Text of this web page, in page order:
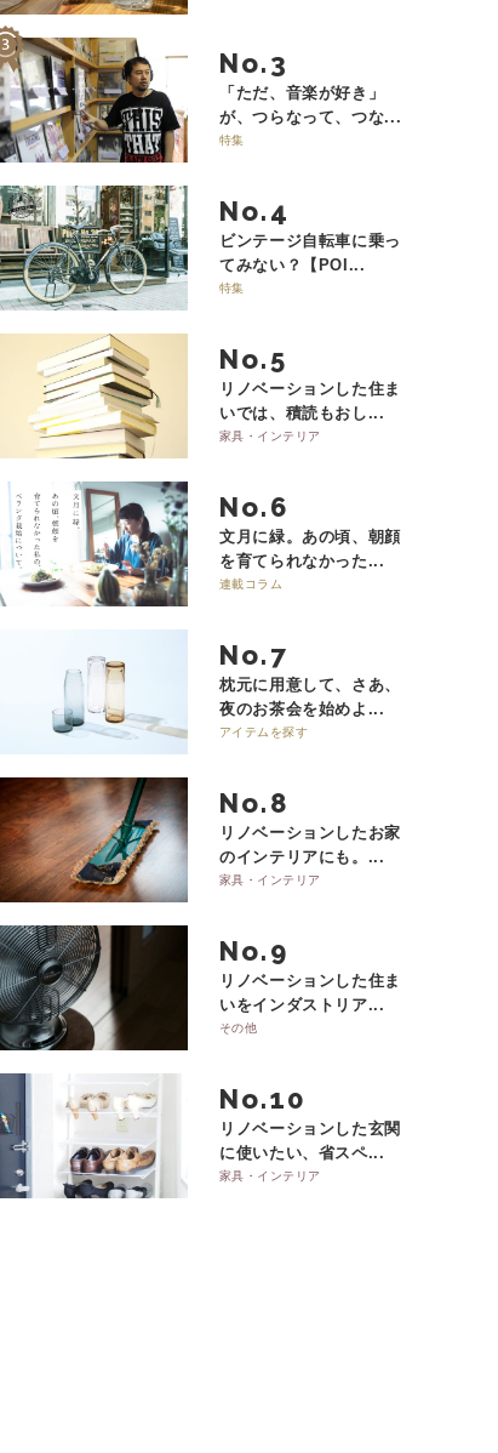
No.
「ただ、音楽が好き」
が、つらなって、つな...
特集
No.
ビンテージ自転車に乗っ
てみない？【POI...
特集
No.
リノベーションした住ま
いでは、積読もおし...
家具・インテリア
No.
文月に緑。あの頃、朝顔
を育てられなかった...
連載コラム
No.
枕元に用意して、さあ、
夜のお茶会を始めよ...
アイテムを探す
No.
リノベーションしたお家
のインテリアにも。...
家具・インテリア
No.
リノベーションした住ま
いをインダストリア...
その他
No.
リノベーションした玄関
に使いたい、省スペ...
家具・インテリア